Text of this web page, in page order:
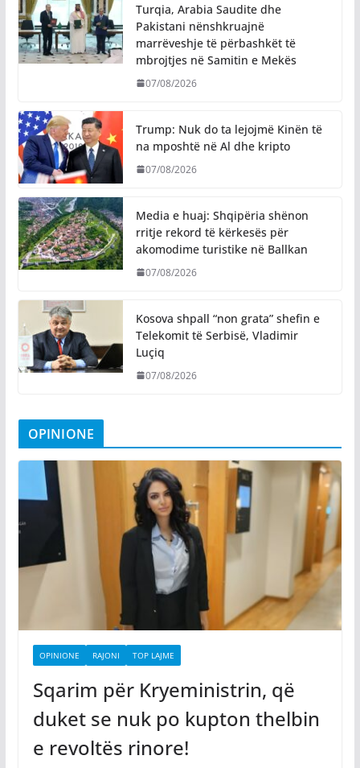
Turqia, Arabia Saudite dhe
Pakistani nënshkruajnë
marrëveshje të përbashkët të
mbrojtjes në Samitin e Mekës
07/08/2026
Trump: Nuk do ta lejojmë Kinën të
na mposhtë në Al dhe kripto
07/08/2026
Media e huaj: Shqipëria shënon
rritje rekord të kërkesës për
akomodime turistike në Ballkan
07/08/2026
Kosova shpall “non grata” shefin e
Telekomit të Serbisë, Vladimir
Luçiq
07/08/2026
OPINIONE
OPINIONE RAJONI TOP LAJME
Sqarim për Kryeministrin, që
duket se nuk po kupton thelbin
e revoltës rinore!